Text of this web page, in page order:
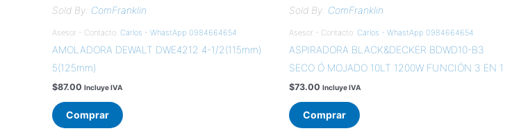
Sold By: ComFranklin
Asesor - Contacto: Carlos - WhastApp 0984664654
AMOLADORA DEWALT DWE4212 4-1/2(115mm)
5(125mm)
$87.00 Incluye IVA
Comprar
Sold By: ComFranklin
Asesor - Contacto: Carlos - WhastApp 0984664654
ASPIRADORA BLACK&DECKER BDWD10-B3
SECO Ó MOJADO 10LT 1200W FUNCIÓN 3 EN 1
$73.00 Incluye IVA
Comprar